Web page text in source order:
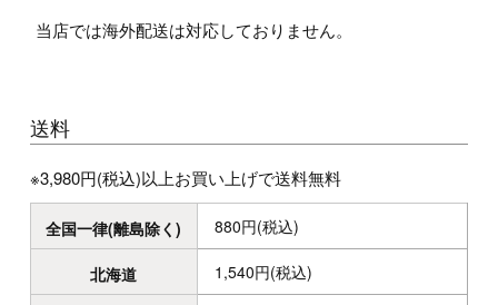
当店では海外配送は対応しておりません。
送料
※3,980円(税込)以上お買い上げで送料無料
全国一律(離島除く) 880円(税込)
北海道 1,540円(税込)